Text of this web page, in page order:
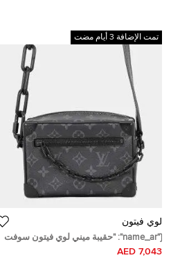
تمت الإضافة 3 أيام مضت
لوي فيتون
{"name_ar": "حقيبة ميني لوي فيتون سوفت
ترانك مونوجرام إيكلبس نوار"}
7,043 AED